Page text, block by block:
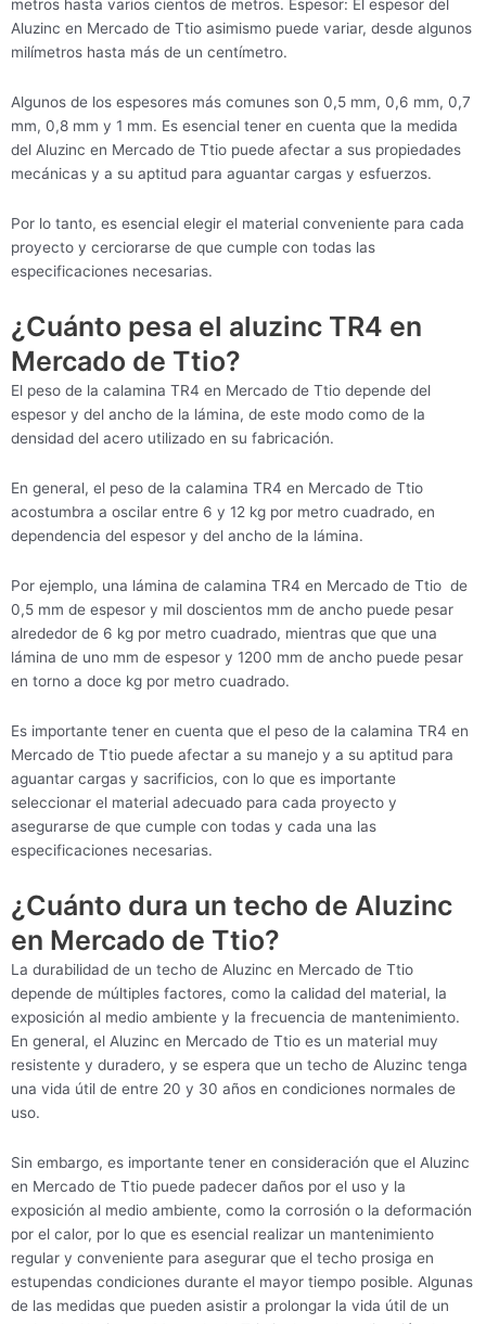
metros hasta varios cientos de metros. Espesor: El espesor del
Aluzinc en Mercado de Ttio asimismo puede variar, desde algunos
milímetros hasta más de un centímetro.
Algunos de los espesores más comunes son 0,5 mm, 0,6 mm, 0,7
mm, 0,8 mm y 1 mm. Es esencial tener en cuenta que la medida
del Aluzinc en Mercado de Ttio puede afectar a sus propiedades
mecánicas y a su aptitud para aguantar cargas y esfuerzos.
Por lo tanto, es esencial elegir el material conveniente para cada
proyecto y cerciorarse de que cumple con todas las
especificaciones necesarias.
¿Cuánto pesa el aluzinc TR4 en
Mercado de Ttio?
El peso de la calamina TR4 en Mercado de Ttio depende del
espesor y del ancho de la lámina, de este modo como de la
densidad del acero utilizado en su fabricación.
En general, el peso de la calamina TR4 en Mercado de Ttio
acostumbra a oscilar entre 6 y 12 kg por metro cuadrado, en
dependencia del espesor y del ancho de la lámina.
Por ejemplo, una lámina de calamina TR4 en Mercado de Ttio de
0,5 mm de espesor y mil doscientos mm de ancho puede pesar
alrededor de 6 kg por metro cuadrado, mientras que que una
lámina de uno mm de espesor y 1200 mm de ancho puede pesar
en torno a doce kg por metro cuadrado.
Es importante tener en cuenta que el peso de la calamina TR4 en
Mercado de Ttio puede afectar a su manejo y a su aptitud para
aguantar cargas y sacrificios, con lo que es importante
seleccionar el material adecuado para cada proyecto y
asegurarse de que cumple con todas y cada una las
especificaciones necesarias.
¿Cuánto dura un techo de Aluzinc
en Mercado de Ttio?
La durabilidad de un techo de Aluzinc en Mercado de Ttio
depende de múltiples factores, como la calidad del material, la
exposición al medio ambiente y la frecuencia de mantenimiento.
En general, el Aluzinc en Mercado de Ttio es un material muy
resistente y duradero, y se espera que un techo de Aluzinc tenga
una vida útil de entre 20 y 30 años en condiciones normales de
uso.
Sin embargo, es importante tener en consideración que el Aluzinc
en Mercado de Ttio puede padecer daños por el uso y la
exposición al medio ambiente, como la corrosión o la deformación
por el calor, por lo que es esencial realizar un mantenimiento
regular y conveniente para asegurar que el techo prosiga en
estupendas condiciones durante el mayor tiempo posible. Algunas
de las medidas que pueden asistir a prolongar la vida útil de un